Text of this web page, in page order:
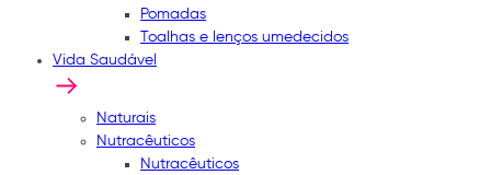
Pomadas
Toalhas e lenços umedecidos
Vida Saudável
Naturais
Nutracêuticos
Nutracêuticos